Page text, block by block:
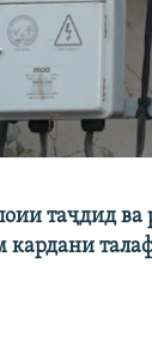
таҷдид
кардани